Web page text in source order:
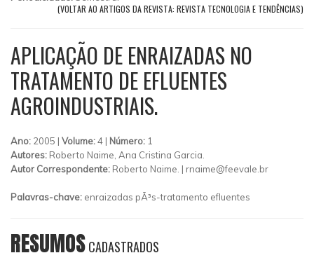
(VOLTAR AO ARTIGOS DA REVISTA: REVISTA TECNOLOGIA E TENDÊNCIAS)
APLICAÇÃO DE ENRAIZADAS NO
TRATAMENTO DE EFLUENTES
AGROINDUSTRIAIS.
Ano: 2005 | Volume:4 | Número: 1
Autores: Roberto Naime, Ana Cristina Garcia.
Autor Correspondente: Roberto Naime. | rnaime@feevale.br
Palavras-chave: enraizadas pÃ³s-tratamento efluentes
RESUMOSCADASTRADOS